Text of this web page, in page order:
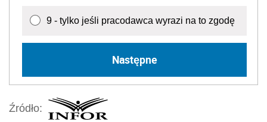
9 - tylko jeśli pracodawca wyrazi na to zgodę
Następne
Źródło: